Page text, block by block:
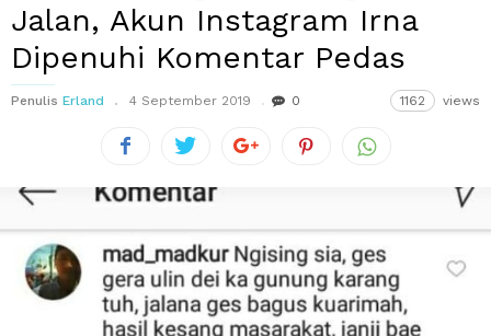
Jalan, Akun Instagram Irna
Dipenuhi Komentar Pedas
Penulis Erland 4 September 2019 0 1162 views